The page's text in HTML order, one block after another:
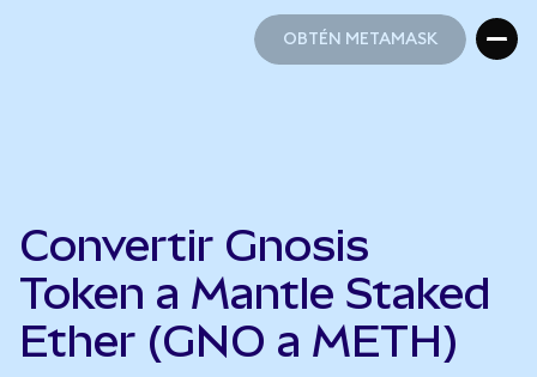
OBTÉN METAMASK
Convertir Gnosis
Token a Mantle Staked
Ether (GNO a METH)